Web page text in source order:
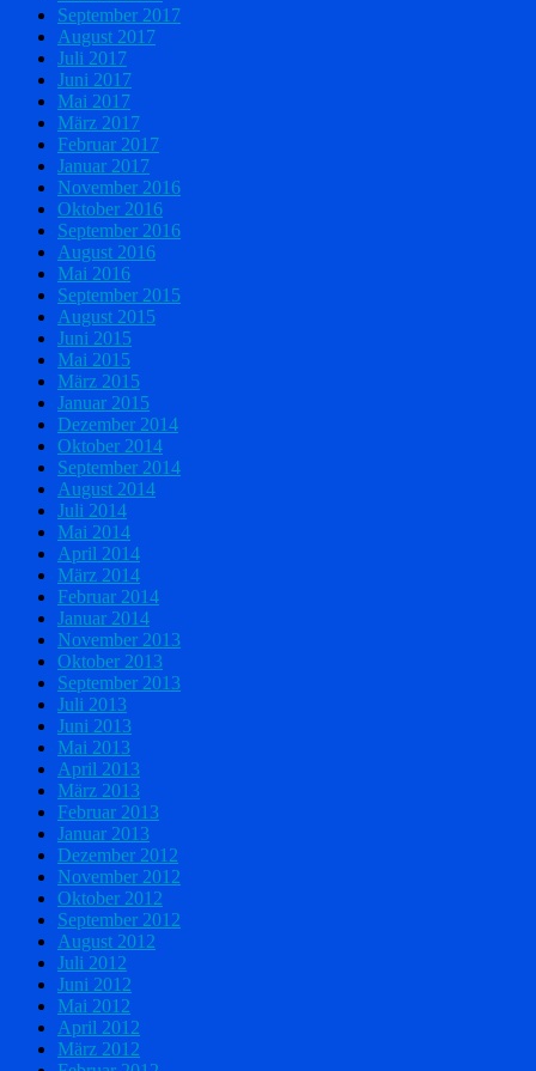
September 2017
August 2017
Juli 2017
Juni 2017
Mai 2017
März 2017
Februar 2017
Januar 2017
November 2016
Oktober 2016
September 2016
August 2016
Mai 2016
September 2015
August 2015
Juni 2015
Mai 2015
März 2015
Januar 2015
Dezember 2014
Oktober 2014
September 2014
August 2014
Juli 2014
Mai 2014
April 2014
März 2014
Februar 2014
Januar 2014
November 2013
Oktober 2013
September 2013
Juli 2013
Juni 2013
Mai 2013
April 2013
März 2013
Februar 2013
Januar 2013
Dezember 2012
November 2012
Oktober 2012
September 2012
August 2012
Juli 2012
Juni 2012
Mai 2012
April 2012
März 2012